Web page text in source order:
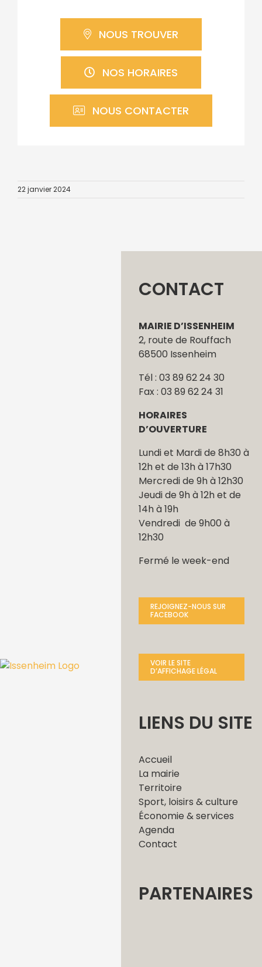
NOUS TROUVER
NOS HORAIRES
NOUS CONTACTER
22 janvier 2024
CONTACT
MAIRIE D’ISSENHEIM
2, route de Rouffach
68500 Issenheim
Tél : 03 89 62 24 30
Fax : 03 89 62 24 31
HORAIRES
D’OUVERTURE
Lundi et Mardi de 8h30 à
12h et de 13h à 17h30
Mercredi de 9h à 12h30
Jeudi de 9h à 12h et de
14h à 19h
Vendredi de 9h00 à
12h30
Fermé le week-end
REJOIGNEZ-NOUS SUR
FACEBOOK
VOIR LE SITE
D’AFFICHAGE LÉGAL
LIENS DU SITE
Accueil
La mairie
Territoire
Sport, loisirs & culture
Économie & services
Agenda
Contact
PARTENAIRES